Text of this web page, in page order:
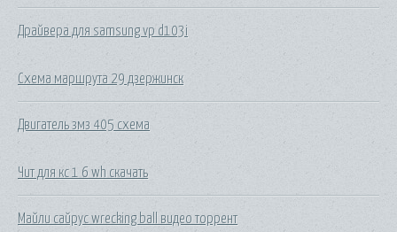
Драйвера для samsung vp d103i
Схема маршрута 29 дзержинск
Двигатель змз 405 схема
Чит для кс 1 6 wh скачать
Майли сайрус wrecking ball видео торрент